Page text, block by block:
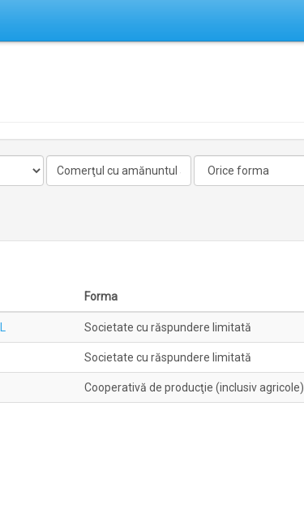
nelicentiata
Forma
Societate cu răspundere limitată
Societate cu răspundere limitată
Cooperativă de producţie (inclusiv agricole)